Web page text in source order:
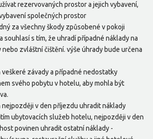
rezervovaných prostor a jejich vybavení,
společných prostor
za všechny škody způsobené v pokoji
souhlasí s tím, že uhradí případné náklady na
nebo zvláštní čištění. výše úhrady bude určena
veškeré závady a případné nedostatky
svého pobytu v hotelu, aby mohla být
nejpozději v den příjezdu uhradit náklady
ubytovacích služeb hotelu, nejpozději v den
povinen uhradit ostatní náklady -